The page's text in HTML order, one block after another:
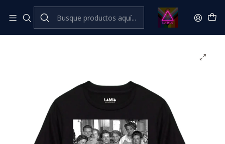
Inicio Catálogo Premium Feminismo💜​🔥​ Premium
Polera Revolución Femenina Línea Premium #1